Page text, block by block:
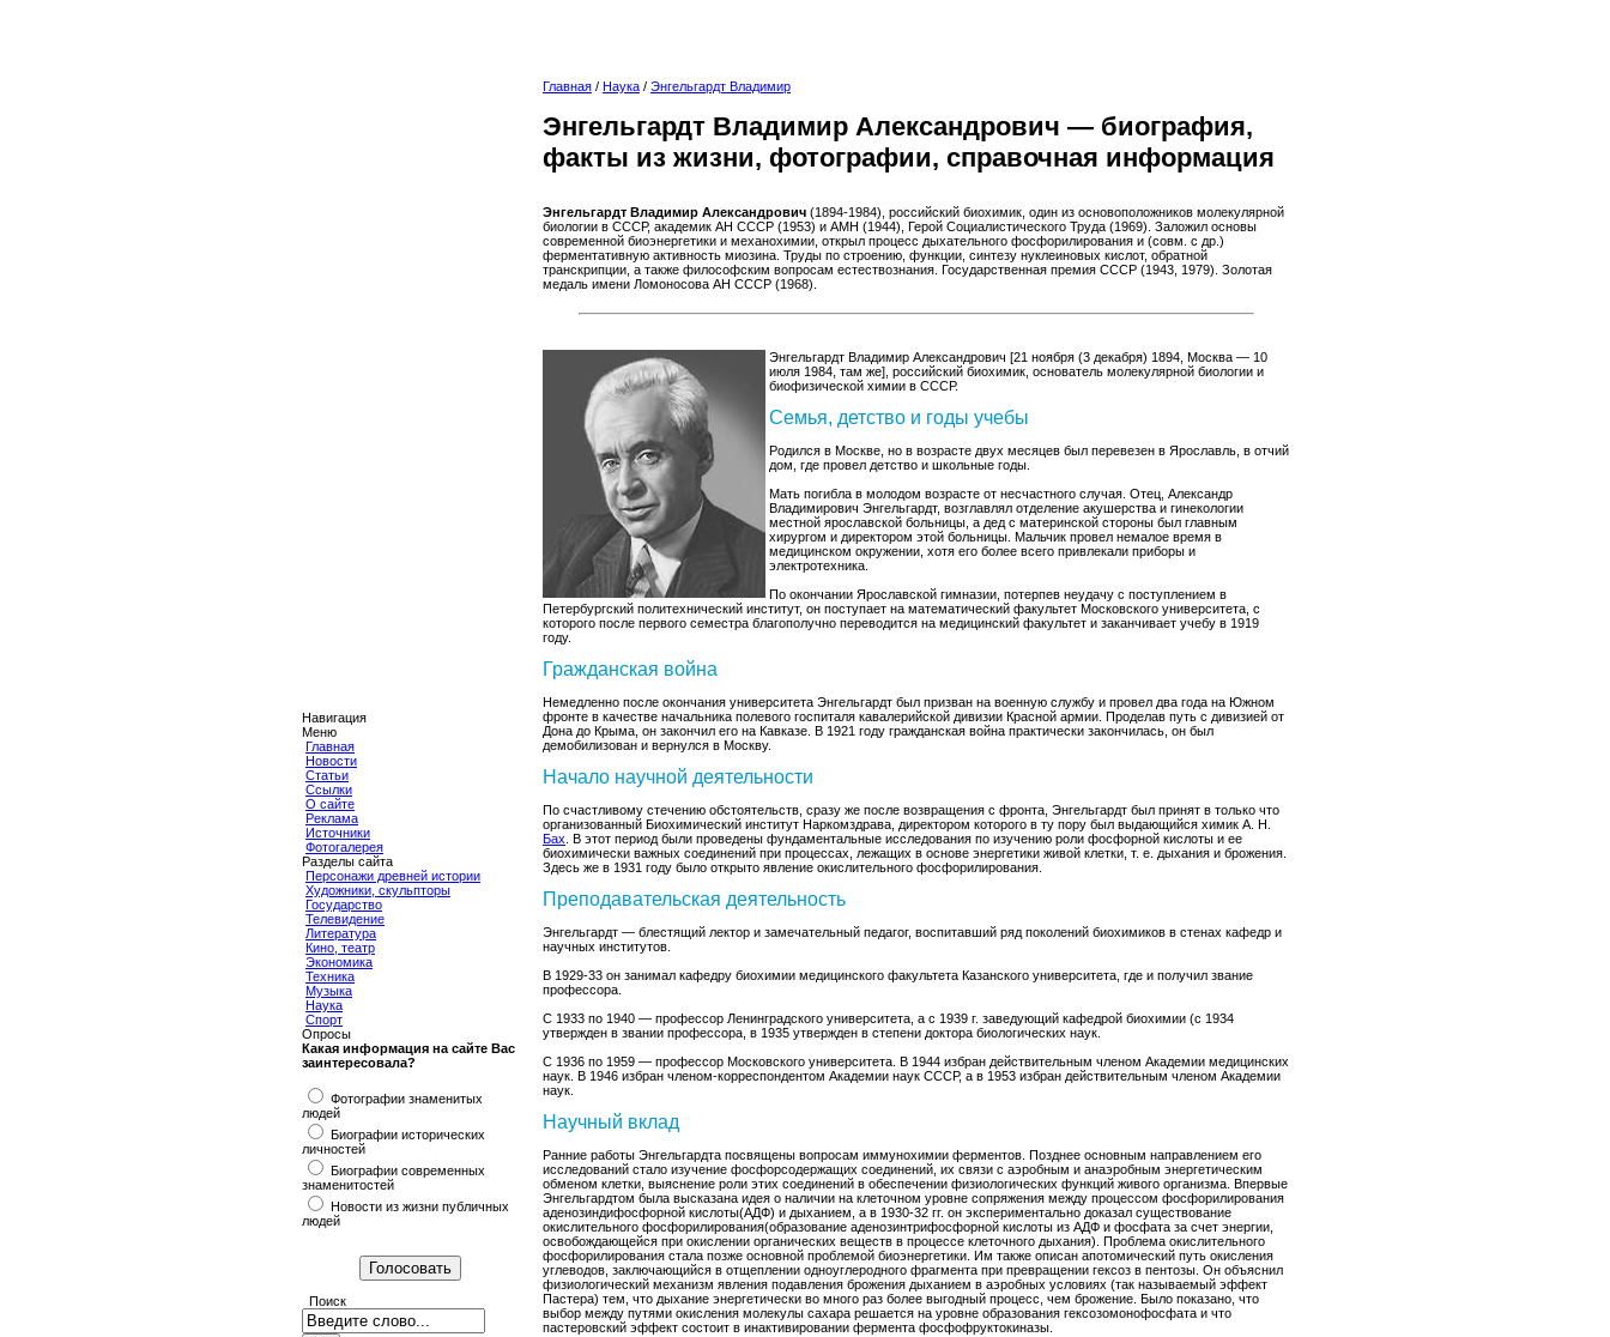
Навигация
Меню
Главная
Новости
Статьи
Ссылки
О сайте
Реклама
Источники
Фотогалерея
Разделы сайта
Персонажи древней истории
Художники, скульпторы
Государство
Телевидение
Литература
Кино, театр
Экономика
Техника
Музыка
Наука
Спорт
Опросы
Какая информация на сайте Вас
заинтересовала?
Фотографии знаменитых
людей
Биографии исторических
личностей
Биографии современных
знаменитостей
Новости из жизни публичных
людей
Поиск
Главная / Наука / Энгельгардт Владимир
Энгельгардт Владимир Александрович — биография,
факты из жизни, фотографии, справочная информация
Энгельгардт Владимир Александрович (1894-1984), российский биохимик, один из основоположников молекулярной
биологии в СССР, академик АН СССР (1953) и АМН (1944), Герой Социалистического Труда (1969). Заложил основы
современной биоэнергетики и механохимии, открыл процесс дыхательного фосфорилирования и (совм. с др.)
ферментативную активность миозина. Труды по строению, функции, синтезу нуклеиновых кислот, обратной
транскрипции, а также философским вопросам естествознания. Государственная премия СССР (1943, 1979). Золотая
медаль имени Ломоносова АН СССР (1968).
Энгельгардт Владимир Александрович [21 ноября (3 декабря) 1894, Москва — 10
июля 1984, там же], российский биохимик, основатель молекулярной биологии и
биофизической химии в СССР.
Семья, детство и годы учебы
Родился в Москве, но в возрасте двух месяцев был перевезен в Ярославль, в отчий
дом, где провел детство и школьные годы.
Мать погибла в молодом возрасте от несчастного случая. Отец, Александр
Владимирович Энгельгардт, возглавлял отделение акушерства и гинекологии
местной ярославской больницы, а дед с материнской стороны был главным
хирургом и директором этой больницы. Мальчик провел немалое время в
медицинском окружении, хотя его более всего привлекали приборы и
электротехника.
По окончании Ярославской гимназии, потерпев неудачу с поступлением в
Петербургский политехнический институт, он поступает на математический факультет Московского университета, с
которого после первого семестра благополучно переводится на медицинский факультет и заканчивает учебу в 1919
году.
Гражданская война
Немедленно после окончания университета Энгельгардт был призван на военную службу и провел два года на Южном
фронте в качестве начальника полевого госпиталя кавалерийской дивизии Красной армии. Проделав путь с дивизией от
Дона до Крыма, он закончил его на Кавказе. В 1921 году гражданская война практически закончилась, он был
демобилизован и вернулся в Москву.
Начало научной деятельности
По счастливому стечению обстоятельств, сразу же после возвращения с фронта, Энгельгардт был принят в только что
организованный Биохимический институт Наркомздрава, директором которого в ту пору был выдающийся химик А. Н.
Бах. В этот период были проведены фундаментальные исследования по изучению роли фосфорной кислоты и ее
биохимически важных соединений при процессах, лежащих в основе энергетики живой клетки, т. е. дыхания и брожения.
Здесь же в 1931 году было открыто явление окислительного фосфорилирования.
Преподавательская деятельность
Энгельгардт — блестящий лектор и замечательный педагог, воспитавший ряд поколений биохимиков в стенах кафедр и
научных институтов.
В 1929-33 он занимал кафедру биохимии медицинского факультета Казанского университета, где и получил звание
профессора.
С 1933 по 1940 — профессор Ленинградского университета, а с 1939 г. заведующий кафедрой биохимии (с 1934
утвержден в звании профессора, в 1935 утвержден в степени доктора биологических наук.
С 1936 по 1959 — профессор Московского университета. В 1944 избран действительным членом Академии медицинских
наук. В 1946 избран членом-корреспондентом Академии наук СССР, а в 1953 избран действительным членом Академии
наук.
Научный вклад
Ранние работы Энгельгардта посвящены вопросам иммунохимии ферментов. Позднее основным направлением его
исследований стало изучение фосфорсодержащих соединений, их связи с аэробным и анаэробным энергетическим
обменом клетки, выяснение роли этих соединений в обеспечении физиологических функций живого организма. Впервые
Энгельгардтом была высказана идея о наличии на клеточном уровне сопряжения между процессом фосфорилирования
аденозиндифосфорной кислоты(АДФ) и дыханием, а в 1930-32 гг. он экспериментально доказал существование
окислительного фосфорилирования(образование аденозинтрифосфорной кислоты из АДФ и фосфата за счет энергии,
освобождающейся при окислении органических веществ в процессе клеточного дыхания). Проблема окислительного
фосфорилирования стала позже основной проблемой биоэнергетики. Им также описан апотомический путь окисления
углеводов, заключающийся в отщеплении одноуглеродного фрагмента при превращении гексоз в пентозы. Он объяснил
физиологический механизм явления подавления брожения дыханием в аэробных условиях (так называемый эффект
Пастера) тем, что дыхание энергетически во много раз более выгодный процесс, чем брожение. Было показано, что
выбор между путями окисления молекулы сахара решается на уровне образования гексозомонофосфата и что
пастеровский эффект состоит в инактивировании фермента фосфофруктокиназы.